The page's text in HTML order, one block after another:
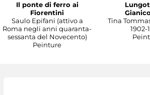
Il ponte di ferro ai
Fiorentini
Saulo Epifani (attivo a
Roma negli anni quaranta-
sessanta del Novecento)
Peinture
Tina
1902-